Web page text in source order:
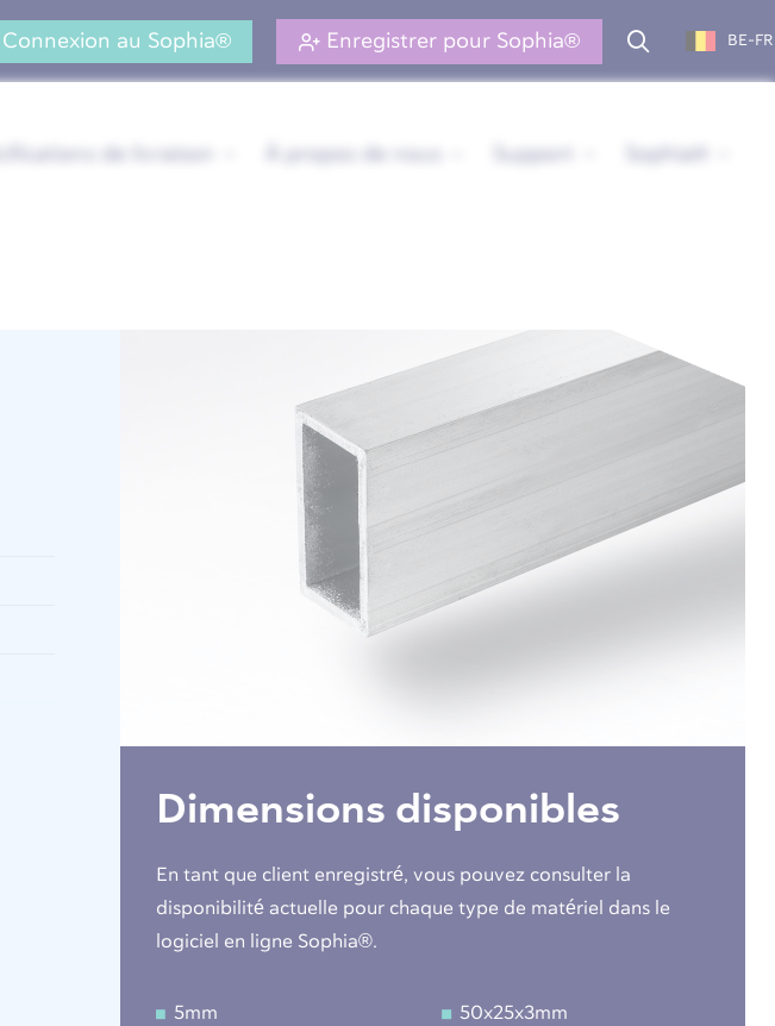
Connexion au Sophia® Enregistrer pour Sophia® BE-FR
Dimensions disponibles
En tant que client enregistré, vous pouvez consulter la
disponibilité actuelle pour chaque type de matériel dans le
logiciel en ligne Sophia®.
5mm
50x25x3mm